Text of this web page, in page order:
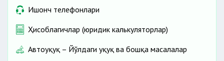
Ишонч телефонлари
Ҳисоблагичлар (юридик калькуляторлар)
Автоҳуқуқ – Йўлдаги ҳуқуқ ва бошқа масалалар